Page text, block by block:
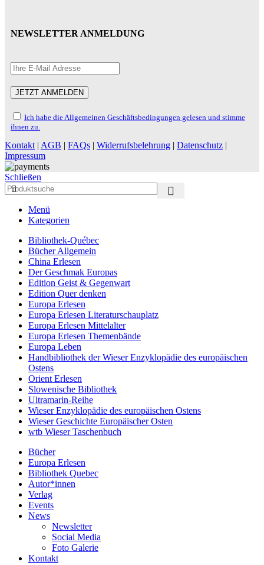
NEWSLETTER ANMELDUNG
Ich habe die Allgemeinen Geschäftsbedingungen gelesen und stimme
ihnen zu.
Kontakt | AGB | FAQs | Widerrufsbelehrung | Datenschutz |
Impressum
Schließen
Menü
Kategorien
Bibliothek-Québec
Bücher Allgemein
China Erlesen
Der Geschmak Europas
Edition Geist & Gegenwart
Edition Quer denken
Europa Erlesen
Europa Erlesen Literaturschauplatz
Europa Erlesen Mittelalter
Europa Erlesen Themenbände
Europa Leben
Handbibliothek der Wieser Enzyklopädie des europäischen
Ostens
Orient Erlesen
Slowenische Bibliothek
Ultramarin-Reihe
Wieser Enzyklopädie des europäischen Ostens
Wieser Geschichte Europäischer Osten
wtb Wieser Taschenbuch
Bücher
Europa Erlesen
Bibliothek Quebec
Autor*innen
Verlag
Events
News
Newsletter
Social Media
Foto Galerie
Kontakt